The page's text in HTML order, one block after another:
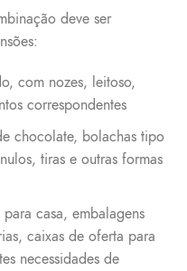
deve ser
com nozes, leitoso,
correspondentes
chocolate, bolachas tipo
tiras e outras formas
para casa, embalagens
caixas de oferta para
necessidades de